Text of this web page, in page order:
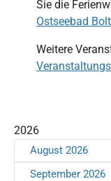
Sie die
Ostseebad
Weitere
2026
August 2026
September 2026